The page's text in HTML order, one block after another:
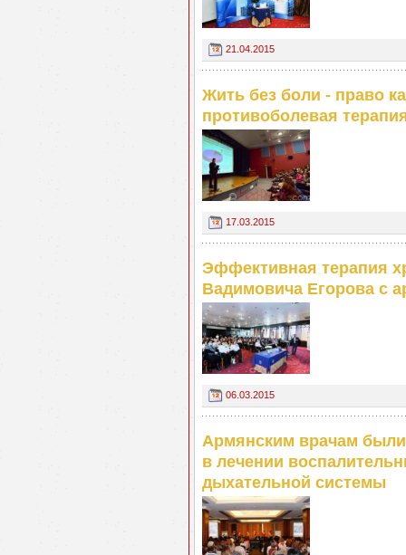
21.04.2015
Жить без боли - право
противоболевая
17.03.2015
Эффективная терапия
Вадимовича Егорова с
06.03.2015
Армянским врачам
в лечении
дыхательной системы